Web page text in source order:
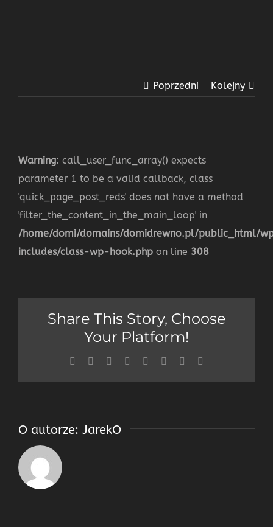
Poprzedni Kolejny
Warning: call_user_func_array() expects
parameter 1 to be a valid callback, class
'quick_page_post_reds' does not have a method
'filter_the_content_in_the_main_loop' in
/home/domi/domains/domidrewno.pl/public_html/
includes/class-wp-hook.php on line 308
Share This Story, Choose
Your Platform!
Facebook
TwitterReddit LinkedIn
TumblrPinterest
O autorze: JarekO